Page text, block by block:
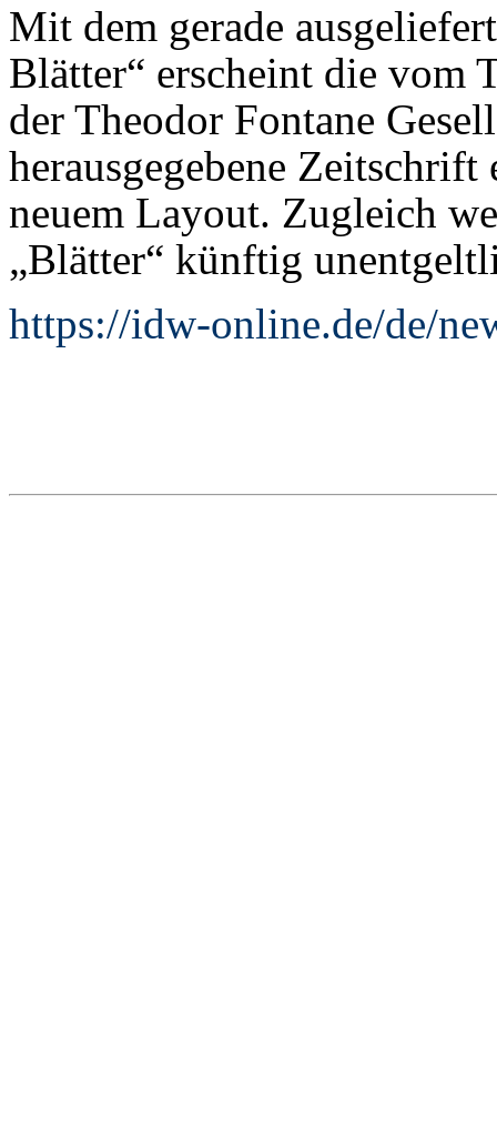
Mit dem gerade
Blätter“ erscheint die vom
der Theodor Fontane
herausgegebene
neuem Layout. Zugleich
„Blätter“ künftig
https://idw-online.de/de/